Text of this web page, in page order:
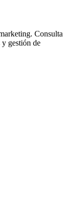
Consulta
y gestión de